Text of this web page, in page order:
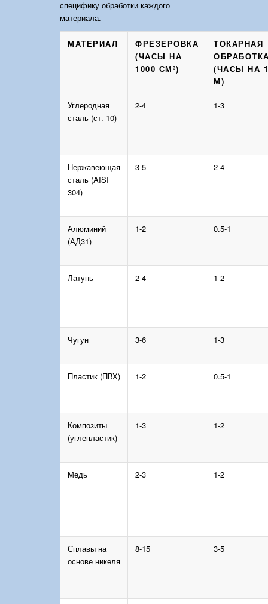
специфику обработки каждого
материала.
МАТЕРИАЛ
ФРЕЗЕРОВКА
(ЧАСЫ НА
1000 СМ³)
ТОКАРНАЯ
(ЧАСЫ НА 1
М)
Углеродная
сталь (ст. 10)
2-4 1-3
Нержавеющая
сталь (AISI
304)
3-5 2-4
Алюминий
(АД31)
1-2 0.5-1
Латунь 2-4 1-2
Чугун 3-6 1-3
Пластик (ПВХ) 1-2 0.5-1
Композиты
(углепластик)
1-3 1-2
Медь 2-3 1-2
Сплавы на
основе никеля
8-15 3-5